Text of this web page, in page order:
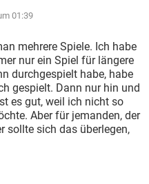
01:39
mehrere Spiele. Ich habe
nur ein Spiel für längere
durchgespielt habe, habe
gespielt. Dann nur hin und
es gut, weil ich nicht so
Aber für jemanden, der
sollte sich das überlegen,